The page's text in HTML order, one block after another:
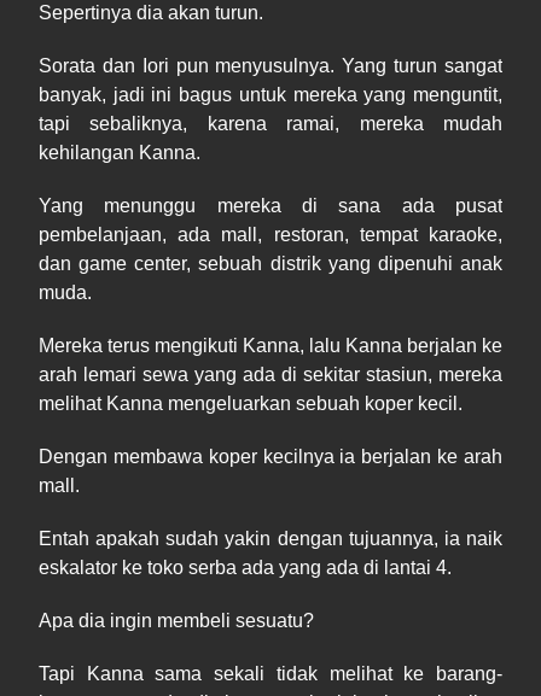
Sepertinya dia akan turun.
Sorata dan Iori pun menyusulnya. Yang turun sangat
banyak, jadi ini bagus untuk mereka yang menguntit,
tapi sebaliknya, karena ramai, mereka mudah
kehilangan Kanna.
Yang menunggu mereka di sana ada pusat
pembelanjaan, ada mall, restoran, tempat karaoke,
dan game center, sebuah distrik yang dipenuhi anak
muda.
Mereka terus mengikuti Kanna, lalu Kanna berjalan ke
arah lemari sewa yang ada di sekitar stasiun, mereka
melihat Kanna mengeluarkan sebuah koper kecil.
Dengan membawa koper kecilnya ia berjalan ke arah
mall.
Entah apakah sudah yakin dengan tujuannya, ia naik
eskalator ke toko serba ada yang ada di lantai 4.
Apa dia ingin membeli sesuatu?
Tapi Kanna sama sekali tidak melihat ke barang-